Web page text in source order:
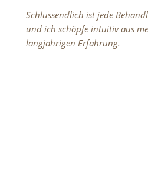
Schlussendlich ist jede
und ich schöpfe intuitiv aus
langjährigen Erfahrung.